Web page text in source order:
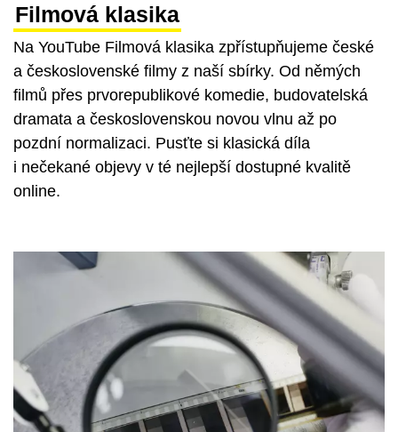
Filmová klasika
Na YouTube Filmová klasika zpřístupňujeme české
a československé filmy z naší sbírky. Od němých
filmů přes prvorepublikové komedie, budovatelská
dramata a československou novou vlnu až po
pozdní normalizaci. Pusťte si klasická díla
i nečekané objevy v té nejlepší dostupné kvalitě
online.